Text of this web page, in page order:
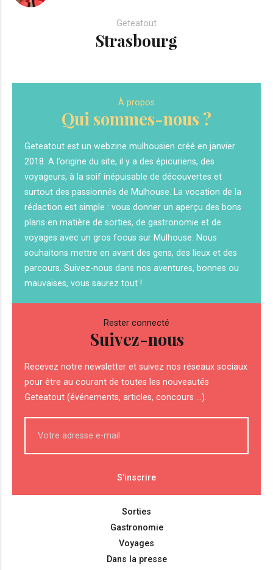
Geteatout
Strasbourg
À propos
Qui sommes-nous ?
Geteatout est un webzine mulhousien créé en janvier
2018. A l’origine du site, il y a des épicuriens, des
voyageurs, à la soif inépuisable de découvertes et
surtout des passionnés de Mulhouse. La vocation de la
rédaction est simple : vous donner un aperçu des bons
plans en matière de sorties, de gastronomie et de
voyages avec un gros focus sur Mulhouse. Nous
souhaitons mettre en avant des gens, des lieux et des
parcours. Suivez-nous dans nos aventures, bonnes ou
mauvaises, vous saurez tout !
Rester connecté
Suivez-nous
Recevez notre newsletter et suivez nos réseaux sociaux
pour être au courant de toutes les nouveautés
Geteatout (événements, articles, concours ...).
Sorties
Gastronomie
Voyages
Dans la presse